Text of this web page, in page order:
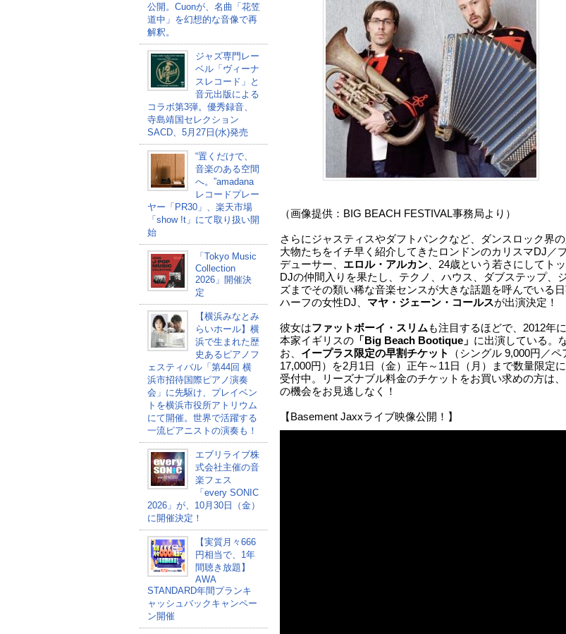
公開。Cuonが、名曲「花笠
道中」を幻想的な音像で再
解釈。
ジャズ専門レー
ベル「ヴィーナ
スレコード」と
音元出版による
コラボ第3弾。優秀録音、
寺島靖国セレクション
SACD、5月27日(水)発売
“置くだけで、
音楽のある空間
へ。”amadana
レコードプレー
ヤー「PR30」、楽天市場
「show !t」にて取り扱い開
始
「Tokyo Music
Collection
2026」開催決
定
【横浜みなとみ
らいホール】横
浜で生まれた歴
史あるピアノフ
ェスティバル「第44回 横
浜市招待国際ピアノ演奏
会」に先駆け、プレイベン
トを横浜市役所アトリウム
にて開催。世界で活躍する
一流ピアニストの演奏も！
エブリライブ株
式会社主催の音
楽フェス
「every SONIC
2026」が、10月30日（金）
に開催決定！
【実質月々666
円相当で、1年
間聴き放題】
AWA
STANDARD年間プランキ
ャッシュバックキャンペー
ン開催
（画像提供：BIG BEACH FESTIVAL事務局より）
さらにジャスティスやダフトパンクなど、ダンスロック界の
大物たちをイチ早く紹介してきたロンドンのカリスマDJ／
デューサー、 エロル・アルカン、24歳という若さにしてト
DJの仲間入りを果たし、テクノ、ハウス、ダブステップ、
ズまでその類い稀な音楽センスが大きな話題を呼んでいる
ハーフの女性DJ、 マヤ・ジェーン・コールスが出演決定！
彼女はファットボーイ・スリムも注目するほどで、2012年
本家イギリスの「Big Beach Bootique」 に出演している。
お、 イープラス限定の早割チケット
（シングル 9,000円／ペ
17,000円）を2月1日（金）正午～11日（月）まで数量限定
受付中。リーズナブル料金のチケットをお買い求めの方は、
の機会をお見逃しなく！
【Basement Jaxxライブ映像公開！】